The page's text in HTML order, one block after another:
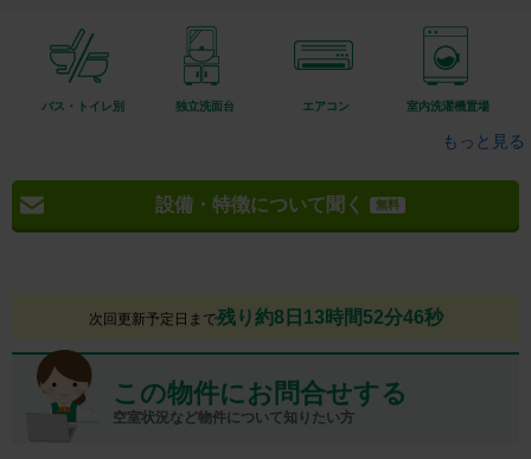
バス・トイレ別 独立洗面台 エアコン 室内洗濯機置場
もっと見る
設備・特徴について聞く 無料
次回更新予定日まで残り約8日13時間52分45秒
この物件にお問合せする
空室状況など物件について知りたい方